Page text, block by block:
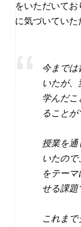
をいただいてお
に気づいていた
今までは
いたが
学んだこ
ることが
授業を通
いたの
をテー
せる課題
これま